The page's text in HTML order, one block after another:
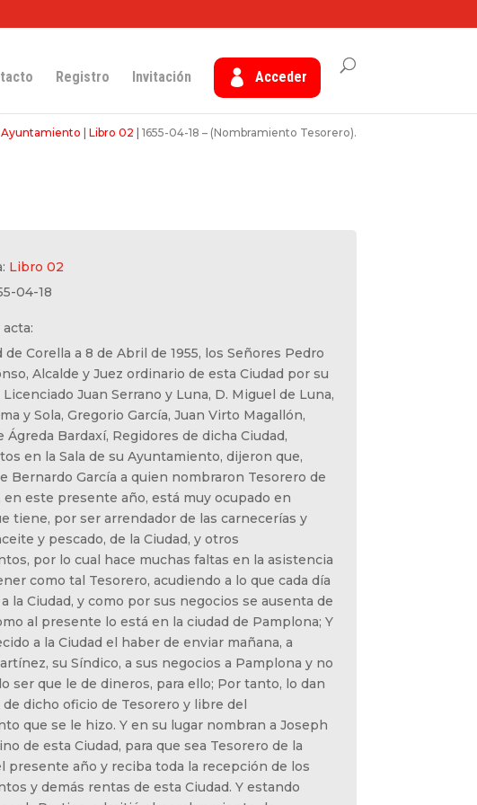
Registro Invitación Acceder
Libro 02 1655-04-18 – (Nombramiento Tesorero).
Libro 02
04-18
de Corella a 8 de Abril de 1955, los Señores Pedro
Alcalde y Juez ordinario de esta Ciudad por su
Juan Serrano y Luna, D. Miguel de Luna,
y Sola, Gregorio García, Juan Virto Magallón,
Ágreda Bardaxí, Regidores de dicha Ciudad,
en la Sala de su Ayuntamiento, dijeron que,
Bernardo García a quien nombraron Tesorero de
en este presente año, está muy ocupado en
tiene, por ser arrendador de las carnecerías y
y pescado, de la Ciudad, y otros
por lo cual hace muchas faltas en la asistencia
como tal Tesorero, acudiendo a lo que cada día
la Ciudad, y como por sus negocios se ausenta de
al presente lo está en la ciudad de Pamplona; Y
a la Ciudad el haber de enviar mañana, a
su Síndico, a sus negocios a Pamplona y no
ser que le de dineros, para ello; Por tanto, lo dan
dicho oficio de Tesorero y libre del
que se le hizo. Y en su lugar nombran a Joseph
de esta Ciudad, para que sea Tesorero de la
presente año y reciba toda la recepción de los
y demás rentas de esta Ciudad. Y estando